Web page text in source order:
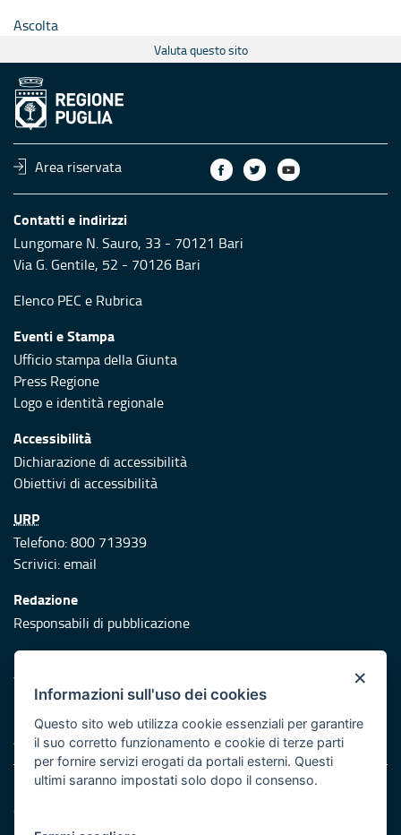
Ascolta
Valuta questo sito
Area riservata
Contatti e indirizzi
Lungomare N. Sauro, 33 - 70121 Bari
Via G. Gentile, 52 - 70126 Bari
Elenco PEC e Rubrica
Eventi e Stampa
Ufficio stampa della Giunta
Press Regione
Logo e identità regionale
Accessibilità
Dichiarazione di accessibilità
Obiettivi di accessibilità
URP
Telefono: 800 713939
Scrivici:email
Redazione
Responsabili di pubblicazione
Protezione civile
Vai al sito di Protezione Civile Puglia
Iniziativa finanziata con risorse del POR Puglia 2014/2020 -
Asse XI
Note legali
Cookie e privacy
×
Informazioni sull'uso dei cookies
Questo sito web utilizza cookie essenziali per garantire
il suo corretto funzionamento e cookie di terze parti
per fornire servizi erogati da portali esterni. Questi
ultimi saranno impostati solo dopo il consenso.